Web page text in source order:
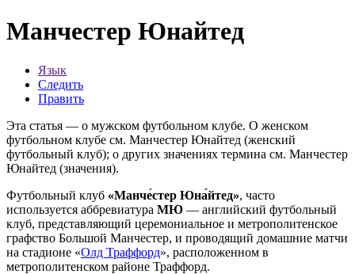
Манчестер Юнайтед
Язык
Следить
Править
Эта статья — о мужском футбольном клубе. О женском
футбольном клубе см. Манчестер Юнайтед (женский
футбольный клуб); о других значениях термина см. Манчестер
Юнайтед (значения).
Футбольный клуб «Манче́стер Юна́йтед», часто
используется аббревиатура МЮ — английский футбольный
клуб, представляющий церемониальное и метрополитенское
графство Большой Манчестер, и проводящий домашние матчи
на стадионе «Олд Траффорд», расположенном в
метрополитенском районе Траффорд.